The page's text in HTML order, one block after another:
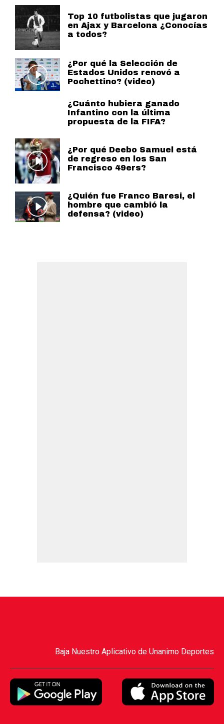
Top 10 futbolistas que jugaron
en Ajax y Barcelona ¿Conocías
a todos?
¿Por qué la Selección de
Estados Unidos renovó a
Pochettino? (video)
¿Cuánto hubiera ganado
Infantino con la última
propuesta de la FIFA?
¿Por qué Deebo Samuel está
de regreso en los San
Francisco 49ers?
¿Quién fue Franco Baresi, el
hombre que cambió la
defensa? (video)
Baja Nuestro Aplicativo de Unanimo Deportes